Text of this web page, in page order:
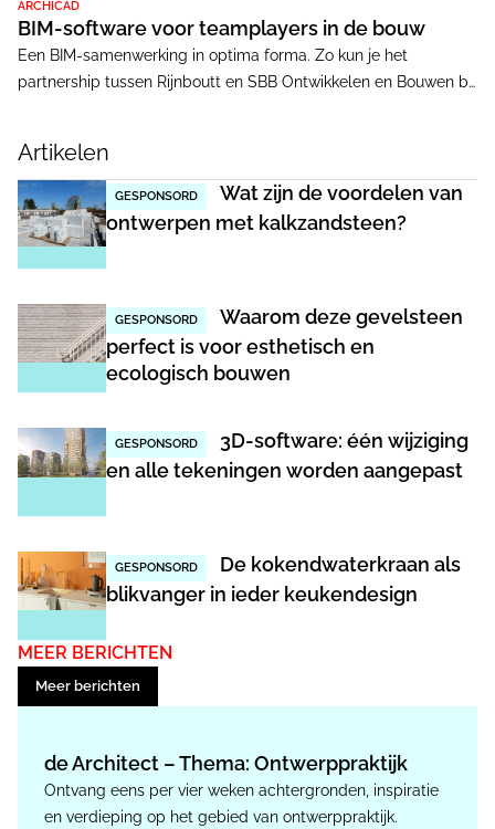
ARCHICAD
BIM-software voor teamplayers in de bouw
Een BIM-samenwerking in optima forma. Zo kun je het
partnership tussen Rijnboutt en SBB Ontwikkelen en Bouwen bij
Artikelen
GESPONSORD
Wat zijn de voordelen van
ontwerpen met kalkzandsteen?
GESPONSORD
Waarom deze gevelsteen
perfect is voor esthetisch en
ecologisch bouwen
GESPONSORD
3D-software: één wijziging
en alle tekeningen worden aangepast
GESPONSORD
De kokendwaterkraan als
blikvanger in ieder keukendesign
MEER BERICHTEN
Meer berichten
de Architect – Thema: Ontwerppraktijk
Ontvang eens per vier weken achtergronden, inspiratie
en verdieping op het gebied van ontwerppraktijk.